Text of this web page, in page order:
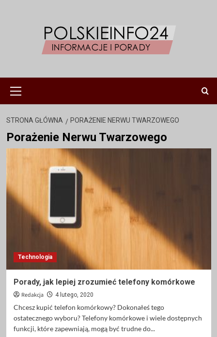
główne
STRONA GŁÓWNA PORAŻENIE NERWU TWARZOWEGO
Porażenie Nerwu Twarzowego
Technologia
Porady, jak lepiej zrozumieć telefony komórkowe
Redakcja 4 lutego, 2020
Chcesz kupić telefon komórkowy? Dokonałeś tego
ostatecznego wyboru? Telefony komórkowe i wiele dostępnych
funkcji, które zapewniają, mogą być trudne do...